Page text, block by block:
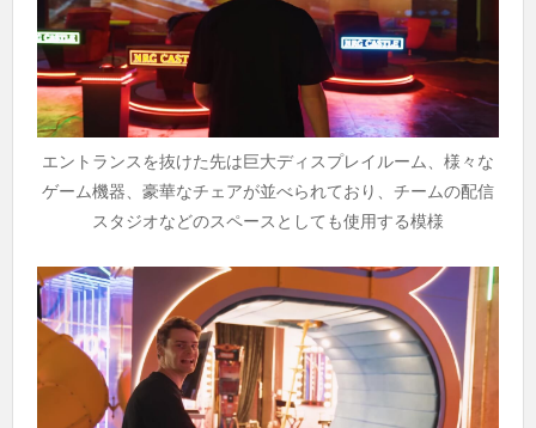
エントランスを抜けた先は巨大ディスプレイルーム、様々な
ゲーム機器、豪華なチェアが並べられており、チームの配信
スタジオなどのスペースとしても使用する模様